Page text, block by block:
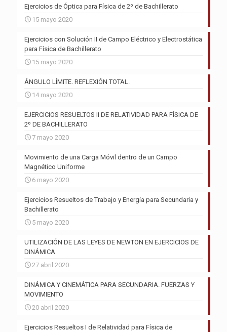
Ejercicios de Óptica para Física de 2º de Bachillerato
15 mayo 2020
Ejercicios con Solución II de Campo Eléctrico y Electrostática
para Física de Bachillerato
15 mayo 2020
ÁNGULO LÍMITE. REFLEXIÓN TOTAL.
14 mayo 2020
EJERCICIOS RESUELTOS II DE RELATIVIDAD PARA FÍSICA DE
2º DE BACHILLERATO
7 mayo 2020
Movimiento de una Carga Móvil dentro de un Campo
Magnético Uniforme
6 mayo 2020
Ejercicios Resueltos de Trabajo y Energía para Secundaria y
Bachillerato
5 mayo 2020
UTILIZACIÓN DE LAS LEYES DE NEWTON EN EJERCICIOS DE
DINÁMICA
27 abril 2020
DINÁMICA Y CINEMÁTICA PARA SECUNDARIA. FUERZAS Y
MOVIMIENTO
20 abril 2020
Ejercicios Resueltos I de Relatividad para Física de